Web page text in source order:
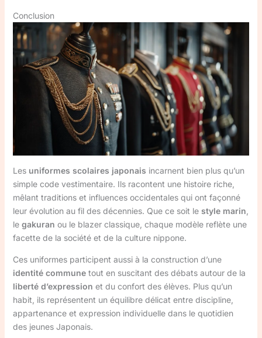
Conclusion
Les uniformes scolaires japonais incarnent bien plus qu’un
simple code vestimentaire. Ils racontent une histoire riche,
mêlant traditions et influences occidentales qui ont façonné
leur évolution au fil des décennies. Que ce soit le style marin
le gakuran ou le blazer classique, chaque modèle reflète une
facette de la société et de la culture nippone.
Ces uniformes participent aussi à la construction d’une
identité communetout en suscitant des débats autour de la
liberté d’expression et du confort des élèves. Plus qu’un
habit, ils représentent un équilibre délicat entre discipline,
appartenance et expression individuelle dans le quotidien
des jeunes Japonais.